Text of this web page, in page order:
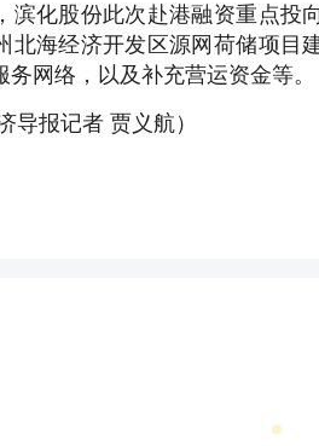
滨化股份此次赴港融资重点投
北海经济开发区源网荷储项目
务网络，以及补充营运资金等。
导报记者 贾义航）